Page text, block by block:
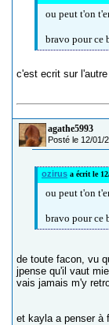
ou peut t'on
bravo pour ce
c'est ecrit sur
agathe5993
Posté le 12/01/
ozirus a écrit le
ou peut t'on
bravo pour ce
de toute facon, vu
jpense qu'il vaut
vais jamais m'y
et kayla a penser à